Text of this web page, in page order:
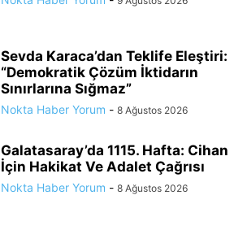
Sevda Karaca’dan Teklife Eleştiri:
“Demokratik Çözüm İktidarın
Sınırlarına Sığmaz”
Nokta Haber Yorum - 8 Ağustos 2026
Galatasaray’da 1115. Hafta: Cihan
İçin Hakikat Ve Adalet Çağrısı
Nokta Haber Yorum - 8 Ağustos 2026